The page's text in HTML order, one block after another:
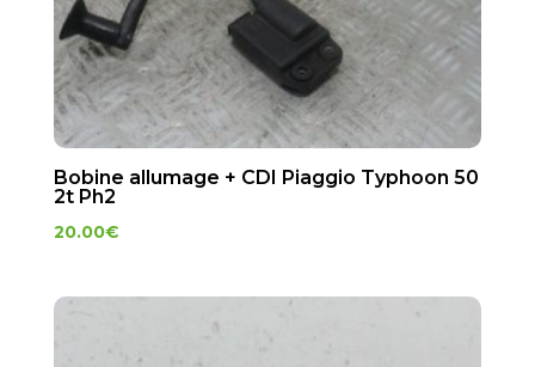
Bobine allumage + CDI Piaggio Typhoon 50
2t Ph2
20.00€